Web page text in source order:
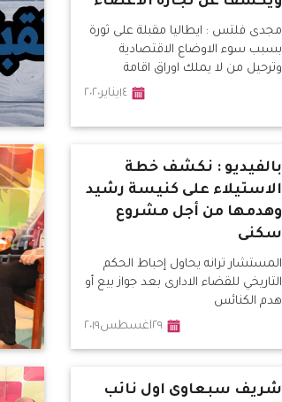
مجدى فلتس : ايطاليا مقبلة على ثورة
بسبب سوء الاوضاع الاقتصادية
وترحيل من لا يملك اوراق اقامة
١٤يناير٢٠٢٠
بالفيديو : نكشف خطة
الاستيلاء على كنيسة رشيد
وهدمها من أجل مشروع
سكنى
المستشار ترانه يحاول إحباط الحكم
التاريخي للقضاء الادارى بعد جواز بيع أو
هدم الكنائس
٢٩اغسطس٢٠١٩
شريف سبعاوى اول نائب